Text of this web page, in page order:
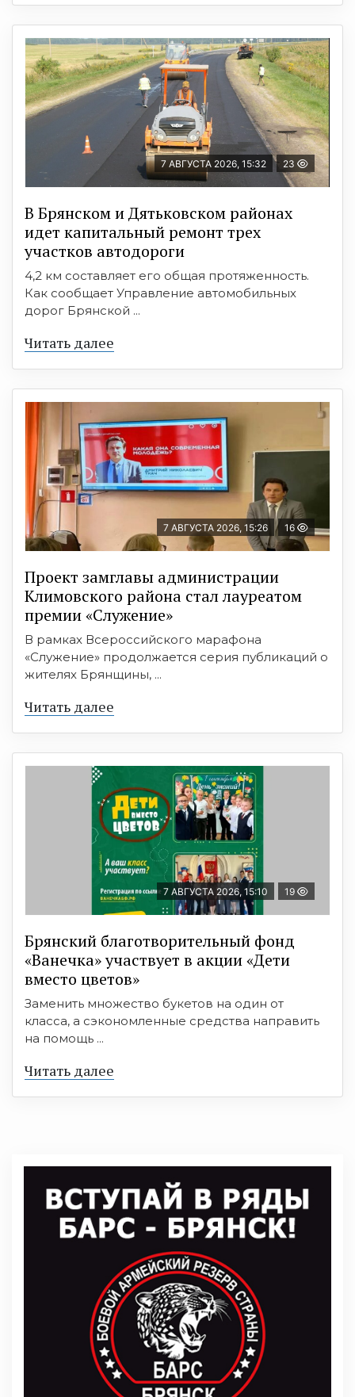
7 АВГУСТА 2026, 15:32 23
В Брянском и Дятьковском районах
идет капитальный ремонт трех
участков автодороги
4,2 км составляет его общая протяженность.
Как сообщает Управление автомобильных
дорог Брянской ...
Читать далее
7 АВГУСТА 2026, 15:26 16
Проект замглавы администрации
Климовского района стал лауреатом
премии «Служение»
В рамках Всероссийского марафона
«Служение» продолжается серия публикаций о
жителях Брянщины, ...
Читать далее
7 АВГУСТА 2026, 15:10 19
Брянский благотворительный фонд
«Ванечка» участвует в акции «Дети
вместо цветов»
Заменить множество букетов на один от
класса, а сэкономленные средства направить
на помощь ...
Читать далее